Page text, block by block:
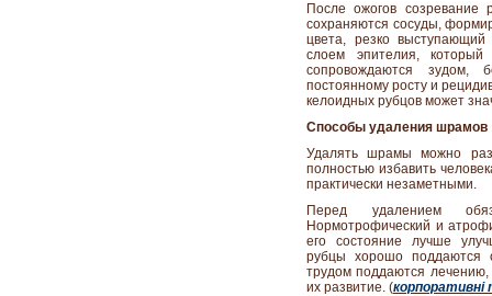
После ожогов созревание
сохраняются сосуды,
цвета, резко
слоем эпителия, который
сопровождаются
постоянному росту и
келоидных рубцов может
Способы удаления шрамов
Удалять шрамы можно
полностью избавить
практически незаметными.
Перед удалением
Нормотрофический и
его состояние лучше
рубцы хорошо поддаются
трудом поддаются
их развитие. (корпоративні